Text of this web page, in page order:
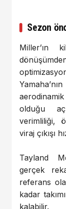
Sezon
Miller’ın
olduğu
verimliliği,
viraj çıkışı
Tayland
gerçek
referans
kadar
kalabilir.